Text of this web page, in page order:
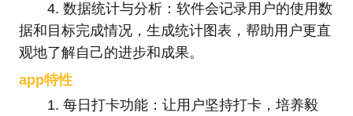
4. 数据统计与分析：软件会记录用户的使用数
据和目标完成情况，生成统计图表，帮助用户更直
观地了解自己的进步和成果。
app特性
1. 每日打卡功能：让用户坚持打卡，培养毅